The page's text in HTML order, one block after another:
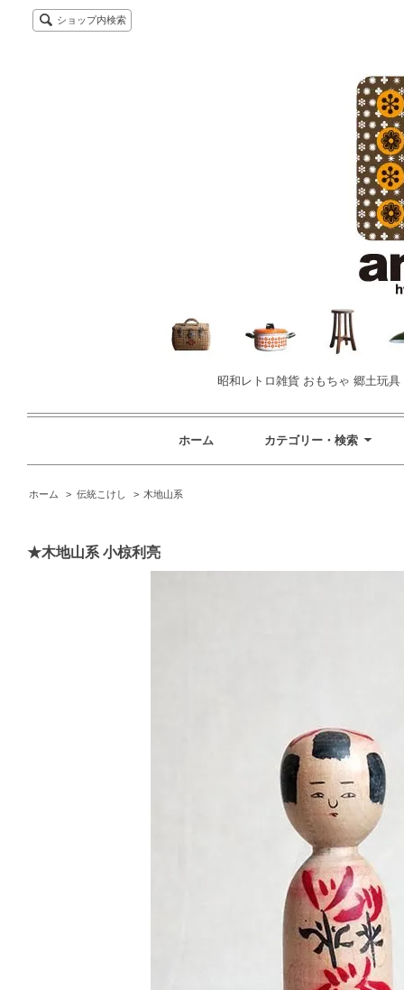
ショップ内検索
昭和レトロ雑貨 おもちゃ 郷土玩
ホーム カテゴリー・検索
ホーム > 伝統こけし > 木地山系
★木地山系 小椋利亮